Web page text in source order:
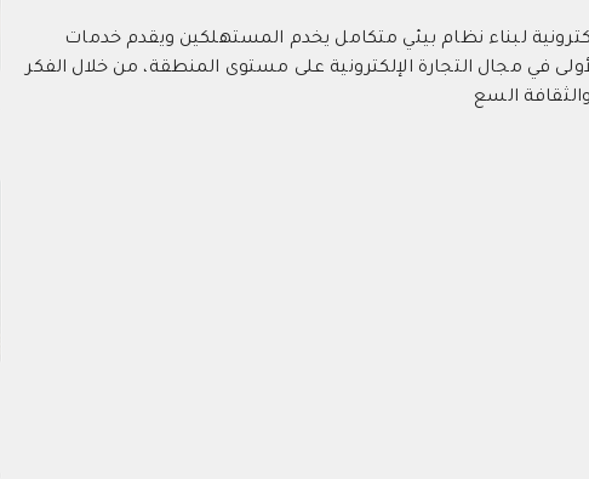
لبناء نظام بيئي متكامل يخدم المستهلكين ويقدم خدمات
في مجال التجارة الإلكترونية على مستوى المنطقة، من خلال الفكر
والثقافة السع